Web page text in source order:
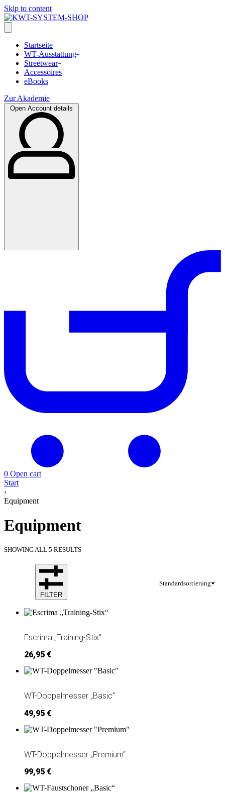
Skip to content
Startseite
WT-Ausstattung
Streetwear
Accessoires
eBooks
Zur Akademie
Open Account details
0 Open cart
Start
›
Equipment
Equipment
SHOWING ALL 5 RESULTS
Standardsortierung
FILTER
Escrima „Training-Stix“
26,95 €
WT-Doppelmesser „Basic“
49,95 €
WT-Doppelmesser „Premium“
99,95 €